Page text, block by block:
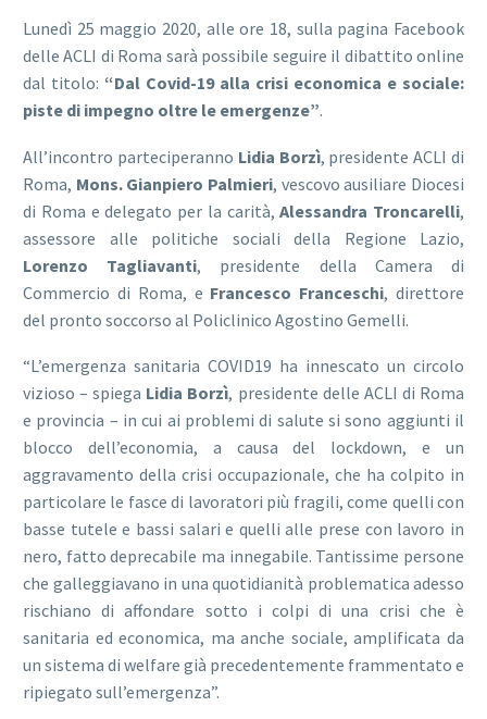
Lunedì 25 maggio 2020, alle ore 18, sulla pagina Facebook
delle ACLI di Roma sarà possibile seguire il dibattito online
dal titolo: “Dal Covid-19 alla crisi economica e sociale:
piste di impegno oltre le emergenze”.
All’incontro parteciperanno Lidia Borzì, presidente ACLI di
Roma, Mons. Gianpiero Palmieri, vescovo ausiliare Diocesi
di Roma e delegato per la carità,Alessandra Troncarelli,
assessore alle politiche sociali della Regione Lazio,
Lorenzo Tagliavanti, presidente della Camera di
Commercio di Roma, e Francesco Franceschi, direttore
del pronto soccorso al Policlinico Agostino Gemelli.
“L’emergenza sanitaria COVID19 ha innescato un circolo
vizioso – spiega Lidia Borzì, presidente delle ACLI di Roma
e provincia – in cui ai problemi di salute si sono aggiunti il
blocco dell’economia, a causa del lockdown, e un
aggravamento della crisi occupazionale, che ha colpito in
particolare le fasce di lavoratori più fragili, come quelli con
basse tutele e bassi salari e quelli alle prese con lavoro in
nero, fatto deprecabile ma innegabile. Tantissime persone
che galleggiavano in una quotidianità problematica adesso
rischiano di affondare sotto i colpi di una crisi che è
sanitaria ed economica, ma anche sociale, amplificata da
un sistema di welfare già precedentemente frammentato e
ripiegato sull’emergenza”.